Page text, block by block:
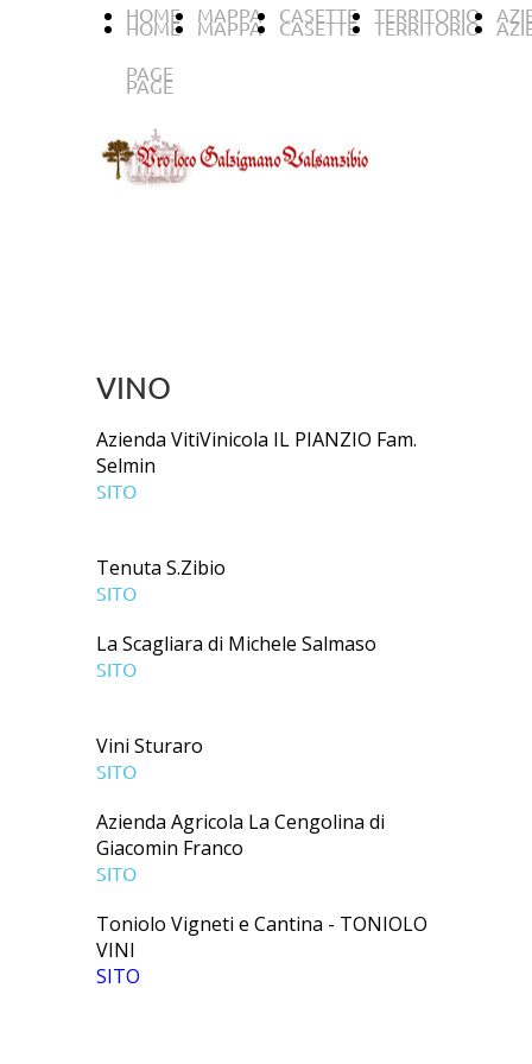
HOME
PAGE
MAPPA CASETTE TERRITORIO
HOME
PAGE
MAPPA CASETTE TERRITORIO
VINO
Azienda VitiVinicola IL PIANZIO Fam.
Selmin
SITO
Tenuta S.Zibio
SITO
La Scagliara di Michele Salmaso
SITO
Vini Sturaro
SITO
Azienda Agricola La Cengolina di
Giacomin Franco
SITO
Toniolo Vigneti e Cantina - TONIOLO
VINI
SITO